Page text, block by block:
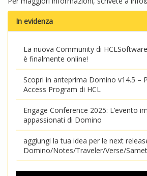
In evidenza
La nuova Community di
è finalmente online!
Scopri in anteprima Domino v14.5 –
Access Program di HCL
Engage Conference 2025: L’evento
appassionati di Domino
aggiungi la tua idea per le next
Domino/Notes/Traveler/Verse/